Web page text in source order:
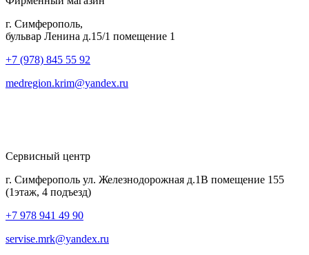
г. Симферополь,
бульвар Ленина д.15/1 помещение 1
+7 (978) 845 55 92
medregion.krim@yandex.ru
Сервисный центр
г. Симферополь ул. Железнодорожная д.1В помещение 155
(1этаж, 4 подъезд)
+7 978 941 49 90
servise.mrk@yandex.ru